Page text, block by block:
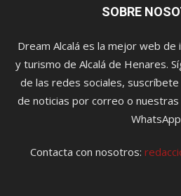
SOBRE
Dream Alcalá es la mejor web de
y turismo de Alcalá de Henares.
de las redes sociales,
de noticias por correo o
Contacta con nosotros: